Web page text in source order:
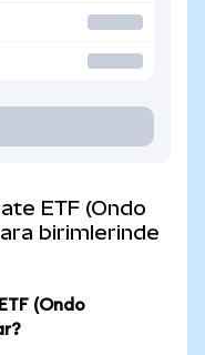
ETF (Ondo
birimlerinde
(Ondo